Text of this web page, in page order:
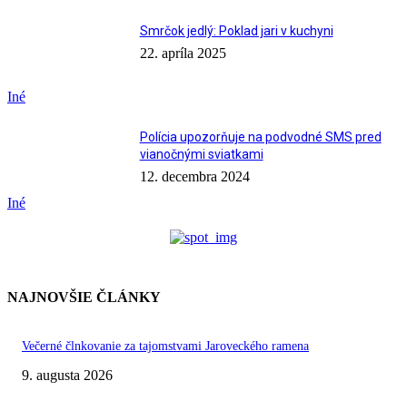
Iné
Smrčok jedlý: Poklad jari v kuchyni
22. apríla 2025
Iné
Polícia upozorňuje na podvodné SMS pred
vianočnými sviatkami
12. decembra 2024
NAJNOVŠIE ČLÁNKY
Večerné člnkovanie za tajomstvami Jaroveckého ramena
9. augusta 2026